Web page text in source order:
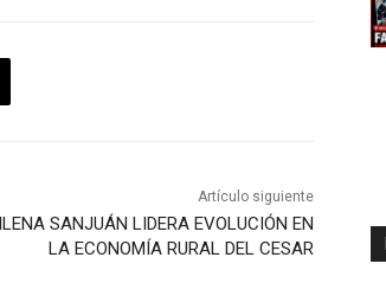
Artículo siguiente
SANJUÁN LIDERA EVOLUCIÓN EN
LA ECONOMÍA RURAL DEL CESAR